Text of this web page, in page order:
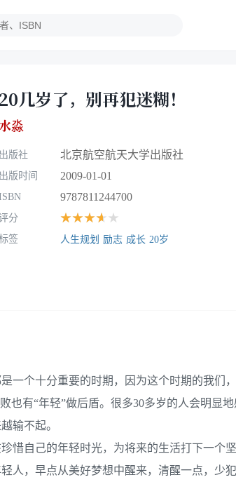
20几岁了，别再犯迷糊！
水淼
出版社 北京航空航天大学出版社
出版时间 2009-01-01
9787811244700
分 ★★★★★
签 人生规划 励志 成长 20岁
一个十分重要的时期，因为这个时期的我们
也有“年轻”做后盾。很多30多岁的人会明显
输不起。
惜自己的年轻时光，为将来的生活打下一个
人，早点从美好梦想中醒来，清醒一点，少